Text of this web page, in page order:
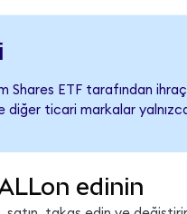
Shares ETF tarafından
diğer ticari markalar
edinin